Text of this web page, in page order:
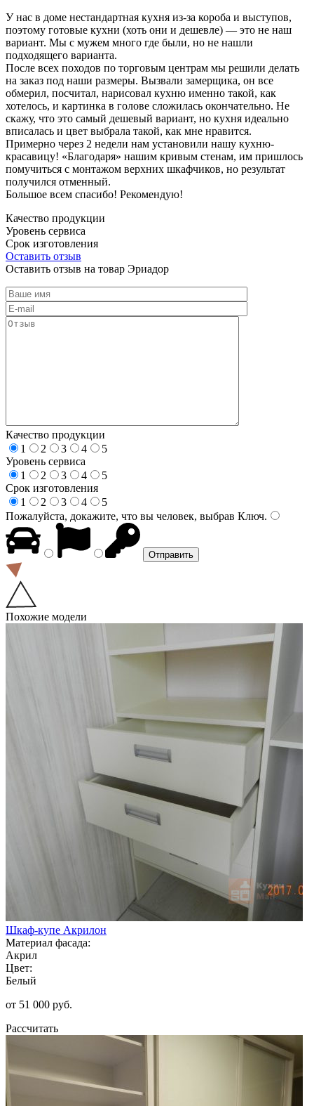
У нас в доме нестандартная кухня из-за короба и выступов,
поэтому готовые кухни (хоть они и дешевле) — это не наш
вариант. Мы с мужем много где были, но не нашли
подходящего варианта.
После всех походов по торговым центрам мы решили делать
на заказ под наши размеры. Вызвали замерщика, он все
обмерил, посчитал, нарисовал кухню именно такой, как
хотелось, и картинка в голове сложилась окончательно. Не
скажу, что это самый дешевый вариант, но кухня идеально
вписалась и цвет выбрала такой, как мне нравится.
Примерно через 2 недели нам установили нашу кухню-
красавицу! «Благодаря» нашим кривым стенам, им пришлось
помучиться с монтажом верхних шкафчиков, но результат
получился отменный.
Большое всем спасибо! Рекомендую!
Качество продукции
Уровень сервиса
Срок изготовления
Оставить отзыв
Оставить отзыв на товар Эриадор
Качество продукции
1
2 3 4
5
Уровень сервиса
1
2 3 4
5
Срок изготовления
1
2 3 4
5
Пожалуйста, докажите, что вы человек, выбрав Ключ.
Похожие модели
Шкаф-купе Акрилон
Материал фасада:
Акрил
Цвет:
Белый
от 51 000 руб.
Рассчитать